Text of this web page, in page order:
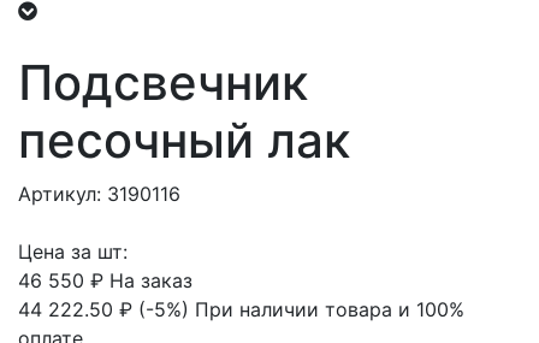
Подсвечник
песочный лак
Артикул: 3190116
Цена за шт:
46 550 ₽ На заказ
44 222.50 ₽ (-5%) При наличии товара и 100%
оплате